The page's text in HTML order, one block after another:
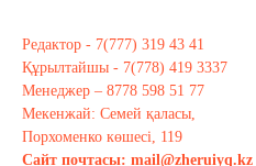
Редактор - 7(777) 319 43 41
Құрылтайшы - 7(778) 419 3337
Менеджер – 8778 598 51 77
Мекенжай: Семей қаласы,
Порхоменко көшесі, 119
Сайт почтасы: mail@zheruiyq.kz